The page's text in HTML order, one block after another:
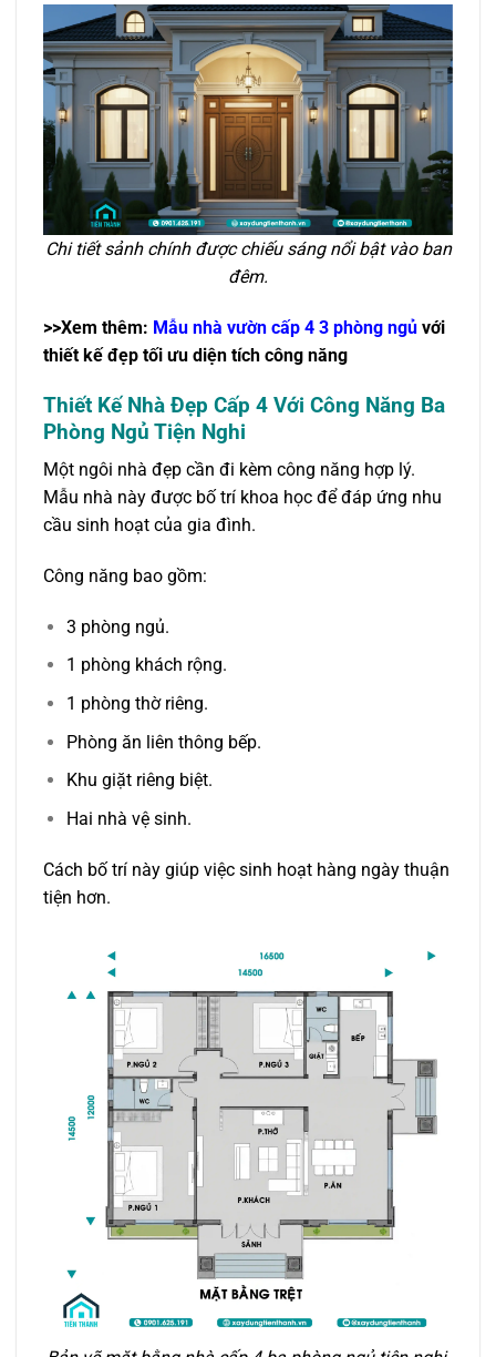
Chi tiết sảnh chính được chiếu sáng nổi bật vào ban
đêm.
>>Xem thêm: Mẫu nhà vườn cấp 4 3 phòng ngủ với
thiết kế đẹp tối ưu diện tích công năng
Thiết Kế Nhà Đẹp Cấp 4 Với Công Năng Ba
Phòng Ngủ Tiện Nghi
Một ngôi nhà đẹp cần đi kèm công năng hợp lý.
Mẫu nhà này được bố trí khoa học để đáp ứng nhu
cầu sinh hoạt của gia đình.
Công năng bao gồm:
3 phòng ngủ.
1 phòng khách rộng.
1 phòng thờ riêng.
Phòng ăn liên thông bếp.
Khu giặt riêng biệt.
Hai nhà vệ sinh.
Cách bố trí này giúp việc sinh hoạt hàng ngày thuận
tiện hơn.